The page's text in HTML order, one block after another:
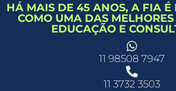
HÁ MAIS DE 45 ANOS, A FIA É
COMO UMA DAS MELHORES
EDUCAÇÃO E
11 98508 7947
11 3732 3503